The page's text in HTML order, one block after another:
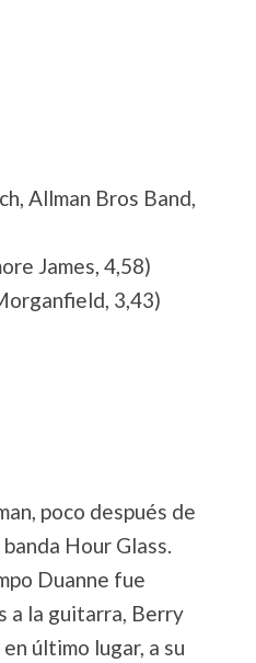
Allman Bros Band,
James, 4,58)
3,43)
poco después de
Hour Glass.
Duanne fue
a la guitarra, Berry
último lugar, a su